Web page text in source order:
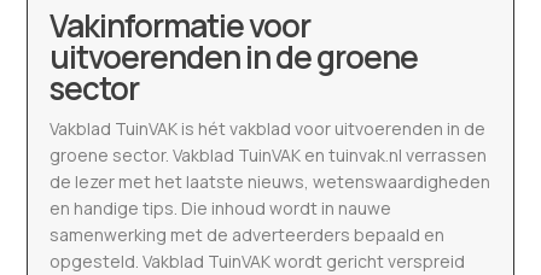
Vakinformatie voor
uitvoerenden in de groene
sector
Vakblad TuinVAK is hét vakblad voor uitvoerenden in de
groene sector. Vakblad TuinVAK en tuinvak.nl verrassen
de lezer met het laatste nieuws, wetenswaardigheden
en handige tips. Die inhoud wordt in nauwe
samenwerking met de adverteerders bepaald en
opgesteld. Vakblad TuinVAK wordt gericht verspreid